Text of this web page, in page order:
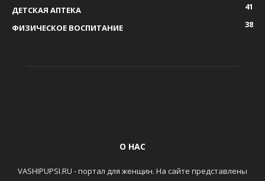
ДЕТСКАЯ АПТЕКА
41
ФИЗИЧЕСКОЕ ВОСПИТАНИЕ
38
О НАС
VASHIPUPSI.RU - портал для женщин. На сайте представлены